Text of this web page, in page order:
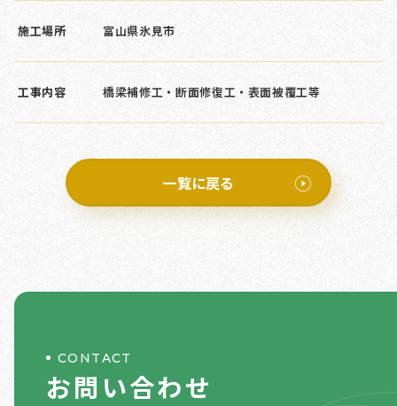
施工場所 富山県氷見市
工事内容 橋梁補修工・断面修復工・表面被覆工等
一覧に戻る
CONTACT
お問い合わせ